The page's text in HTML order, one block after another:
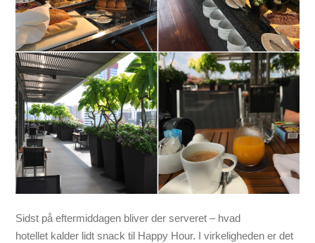
Sidst på eftermiddagen bliver der serveret – hvad
hotellet kalder lidt snack til Happy Hour. I virkeligheden er det